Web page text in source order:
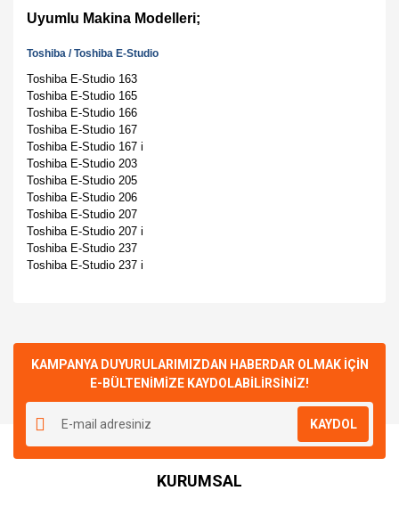
Uyumlu Makina Modelleri;
Toshiba / Toshiba E-Studio
Toshiba E-Studio 163
Toshiba E-Studio 165
Toshiba E-Studio 166
Toshiba E-Studio 167
Toshiba E-Studio 167 i
Toshiba E-Studio 203
Toshiba E-Studio 205
Toshiba E-Studio 206
Toshiba E-Studio 207
Toshiba E-Studio 207 i
Toshiba E-Studio 237
Toshiba E-Studio 237 i
Yorum Yaz
kullanarak tarafımıza iletebilirsiniz.
Görüş ve önerileriniz için teşekkür ederiz.
Ürün resmi kalitesiz, bozuk veya görüntülenemiyor.
Ürün açıklamasında eksik bilgiler bulunuyor.
Ürün bilgilerinde hatalar bulunuyor.
Ürün fiyatı diğer sitelerden daha pahalı.
KAMPANYA DUYURULARIMIZDAN HABERDAR OLMAK İÇİN
E-BÜLTENİMİZE KAYDOLABİLİRSİNİZ!
KAYDOL
KURUMSAL